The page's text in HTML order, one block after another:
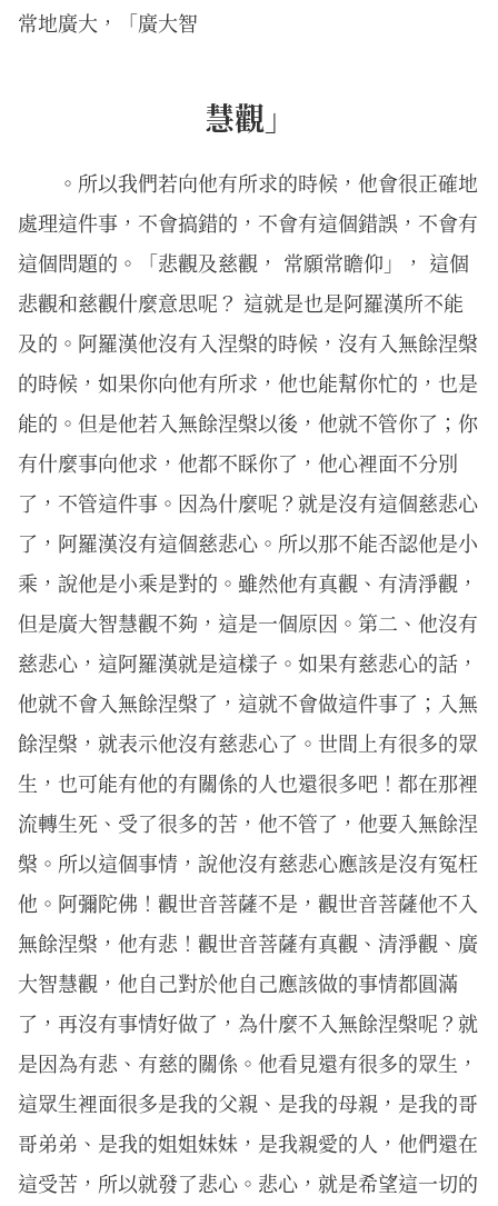
常地廣大，「廣大智
慧觀」
。所以我們若向他有所求的時候，他會很正確地
處理這件事，不會搞錯的，不會有這個錯誤，不會有
這個問題的。「悲觀及慈觀， 常願常瞻仰」， 這個
悲觀和慈觀什麼意思呢？ 這就是也是阿羅漢所不能
及的。阿羅漢他沒有入涅槃的時候，沒有入無餘涅槃
的時候，如果你向他有所求，他也能幫你忙的，也是
能的。但是他若入無餘涅槃以後，他就不管你了；你
有什麼事向他求，他都不睬你了，他心裡面不分別
了，不管這件事。因為什麼呢？就是沒有這個慈悲心
了，阿羅漢沒有這個慈悲心。所以那不能否認他是小
乘，說他是小乘是對的。雖然他有真觀、有清淨觀，
但是廣大智慧觀不夠，這是一個原因。第二、他沒有
慈悲心，這阿羅漢就是這樣子。如果有慈悲心的話，
他就不會入無餘涅槃了，這就不會做這件事了；入無
餘涅槃，就表示他沒有慈悲心了。世間上有很多的眾
生，也可能有他的有關係的人也還很多吧！都在那裡
流轉生死、受了很多的苦，他不管了，他要入無餘涅
槃。所以這個事情，說他沒有慈悲心應該是沒有冤枉
他。阿彌陀佛！觀世音菩薩不是，觀世音菩薩他不入
無餘涅槃，他有悲！觀世音菩薩有真觀、清淨觀、廣
大智慧觀，他自己對於他自己應該做的事情都圓滿
了，再沒有事情好做了，為什麼不入無餘涅槃呢？就
是因為有悲、有慈的關係。他看見還有很多的眾生，
這眾生裡面很多是我的父親、是我的母親，是我的哥
哥弟弟、是我的姐姐妹妹，是我親愛的人，他們還在
這受苦，所以就發了悲心。悲心，就是希望這一切的